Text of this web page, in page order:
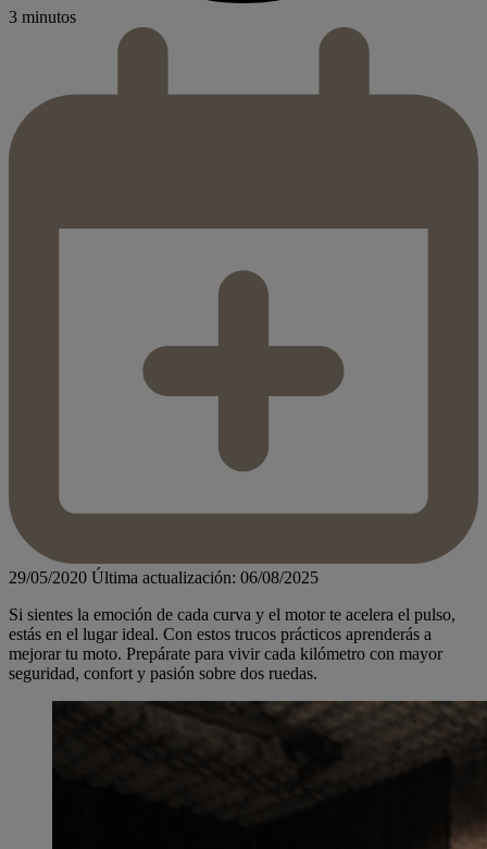
3 minutos
29/05/2020 Última actualización: 06/08/2025
Si sientes la emoción de cada curva y el motor te acelera el pulso,
estás en el lugar ideal. Con estos trucos prácticos aprenderás a
mejorar tu moto. Prepárate para vivir cada kilómetro con mayor
seguridad, confort y pasión sobre dos ruedas.